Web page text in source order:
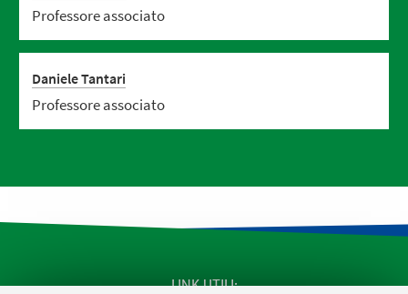
Professore associato
Daniele Tantari
Professore associato
LINK UTILI